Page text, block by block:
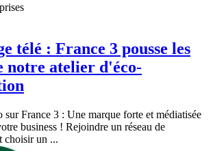
télé : France 3 pousse les
notre atelier d'éco-
sur France 3 : Une marque forte et médiatisée
business ! Rejoindre un réseau de
choisir un ...